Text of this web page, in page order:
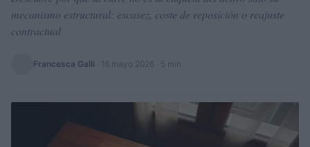
mecanismo estructural: escasez, coste de reposición o reajuste
contractual
Francesca Galli 16 mayo 2026 · 5 min